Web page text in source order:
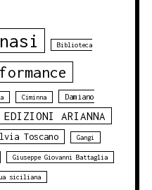
Biblioteca
Ciminna Damiano
EDIZIONI ARIANNA
Toscano Gangi
Giuseppe Giovanni Battaglia
siciliana